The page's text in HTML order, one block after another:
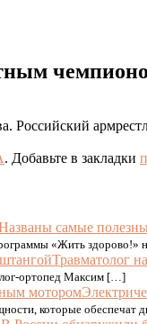
. Добавьте в закладки
самые
«Жить
Травматолог
ортопед Максим […]
которые